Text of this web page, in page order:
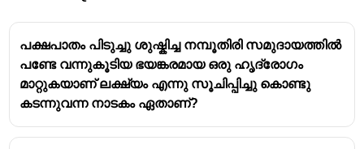
Chavittunatakam is a vibrant and unique folk theatre
പക്ഷപാതം പിടുച്ചു ശുഷ്കിച്ച നമ്പൂതിരി സമുദായത്തിൽ
പണ്ടേ വന്നുകൂടിയ ഭയങ്കരമായ ഒരു ഹൃദ്രോഗം
മാറ്റുകയാണ് ലക്ഷ്യം എന്നു സൂചിപ്പിച്ചു കൊണ്ടു
കടന്നുവന്ന നാടകം ഏതാണ്?